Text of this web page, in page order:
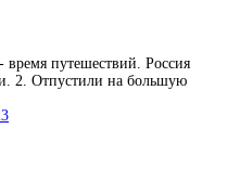
путешествий. Россия
2. Отпустили на большую